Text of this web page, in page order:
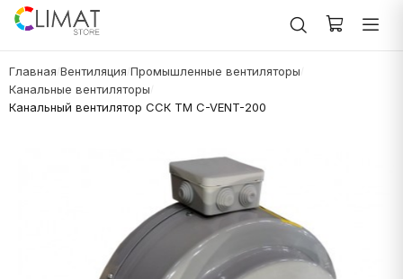
Главная Вентиляция Промышленные вентиляторы
Канальные вентиляторы
Канальный вентилятор ССК ТМ C-VENT-200